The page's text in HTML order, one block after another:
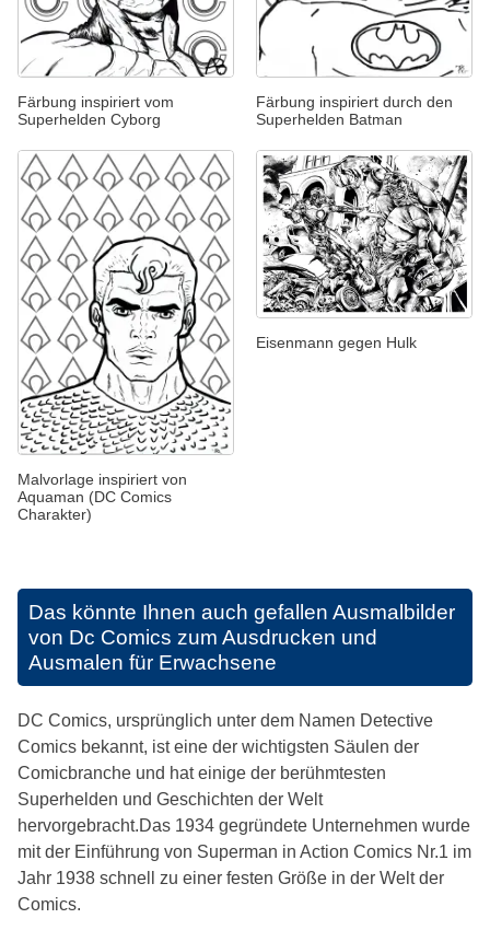
Färbung inspiriert vom
Superhelden Cyborg
Färbung inspiriert durch den
Superhelden Batman
Malvorlage inspiriert von
Aquaman (DC Comics
Charakter)
Eisenmann gegen Hulk
Das könnte Ihnen auch gefallen Ausmalbilder
von Dc Comics zum Ausdrucken und
Ausmalen für Erwachsene
DC Comics, ursprünglich unter dem Namen Detective
Comics bekannt, ist eine der wichtigsten Säulen der
Comicbranche und hat einige der berühmtesten
Superhelden und Geschichten der Welt
hervorgebracht.Das 1934 gegründete Unternehmen wurde
mit der Einführung von Superman in Action Comics Nr.1 im
Jahr 1938 schnell zu einer festen Größe in der Welt der
Comics.